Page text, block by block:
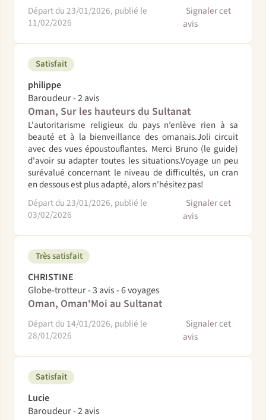
Départ du 23/01/2026, publié le
11/02/2026
Signaler cet
avis
Satisfait
philippe
Baroudeur - 2 avis
Oman, Sur les hauteurs du Sultanat
L'autoritarisme religieux du pays n’enlève rien à sa
beauté et à la bienveillance des omanais.Joli circuit
avec des vues époustouflantes. Merci Bruno (le guide)
d'avoir su adapter toutes les situations.Voyage un peu
surévalué concernant le niveau de difficultés, un cran
en dessous est plus adapté, alors n'hésitez pas!
Départ du 23/01/2026, publié le
03/02/2026
Signaler cet
avis
Très satisfait
CHRISTINE
Globe-trotteur - 3 avis - 6 voyages
Oman, Oman'Moi au Sultanat
Départ du 14/01/2026, publié le
28/01/2026
Signaler cet
avis
Satisfait
Lucie
Baroudeur - 2 avis